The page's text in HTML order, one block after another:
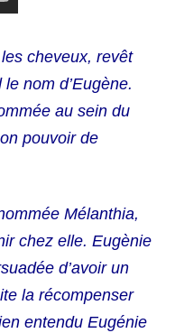
cheveux, revêt
nom d’Eugène.
au sein du
pouvoir de
Mélanthia,
chez elle. Eugènie
d’avoir un
la récompenser
entendu Eugénie